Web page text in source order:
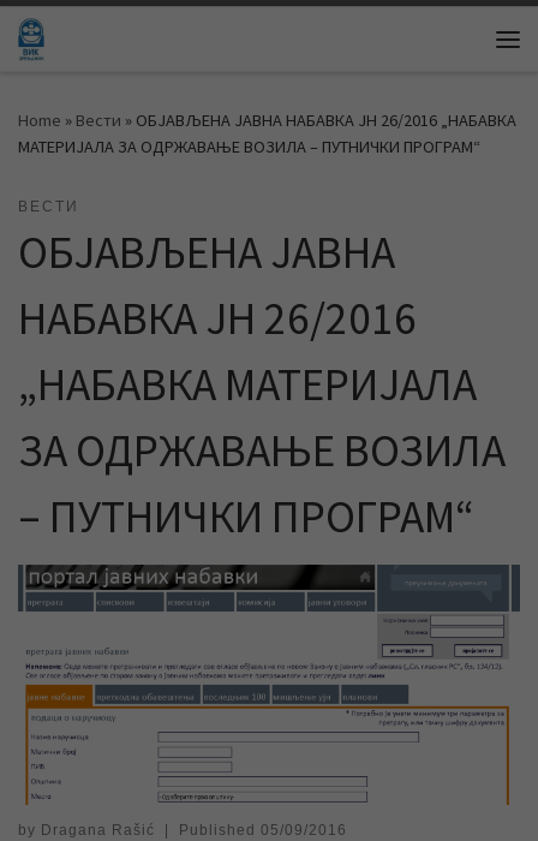
Skip to content
Home » Вести » ОБЈАВЉЕНА ЈАВНА НАБАВКА ЈН 26/2016 „НАБАВКА
МАТЕРИЈАЛА ЗА ОДРЖАВАЊЕ ВОЗИЛА – ПУТНИЧКИ ПРОГРАМ“
ВЕСТИ
ОБЈАВЉЕНА ЈАВНА
НАБАВКА ЈН 26/2016
„НАБАВКА МАТЕРИЈАЛА
ЗА ОДРЖАВАЊЕ ВОЗИЛА
– ПУТНИЧКИ ПРОГРАМ“
by Dragana Rašić Published 05/09/2016